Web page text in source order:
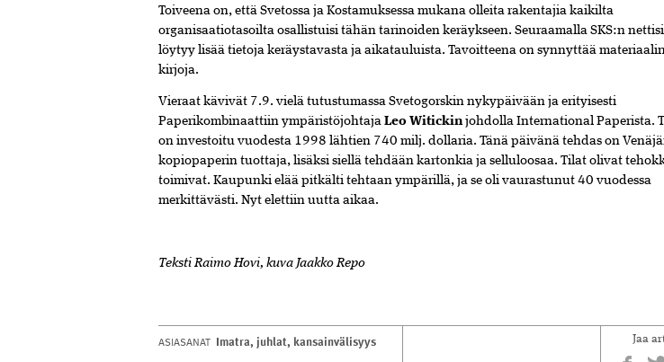
Toiveena on, että Svetossa ja Kostamuksessa mukana olleita rakentajia kaikilta
organisaatiotasoilta osallistuisi tähän tarinoiden keräykseen. Seuraamalla SKS:n
löytyy lisää tietoja keräystavasta ja aikatauluista. Tavoitteena on synnyttää
kirjoja.
Vieraat kävivät 7.9. vielä tutustumassa Svetogorskin nykypäivään ja erityisesti
Paperikombinaattiin ympäristöjohtajaLeo Witickinjohdolla International Paperista.
on investoitu vuodesta 1998 lähtien 740 milj. dollaria. Tänä päivänä tehdas on
kopiopaperin tuottaja, lisäksi siellä tehdään kartonkia ja selluloosaa. Tilat olivat
toimivat. Kaupunki elää pitkälti tehtaan ympärillä, ja se oli vaurastunut 40 vuodessa
merkittävästi. Nyt elettiin uutta aikaa.
Teksti Raimo Hovi, kuva Jaakko Repo
ASIASANAT Imatra, juhlat, kansainvälisyys Jaa